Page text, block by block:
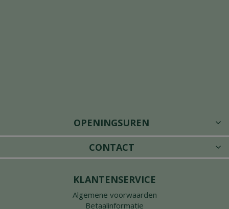
OPENINGSUREN
CONTACT
KLANTENSERVICE
Algemene voorwaarden
Betaalinformatie